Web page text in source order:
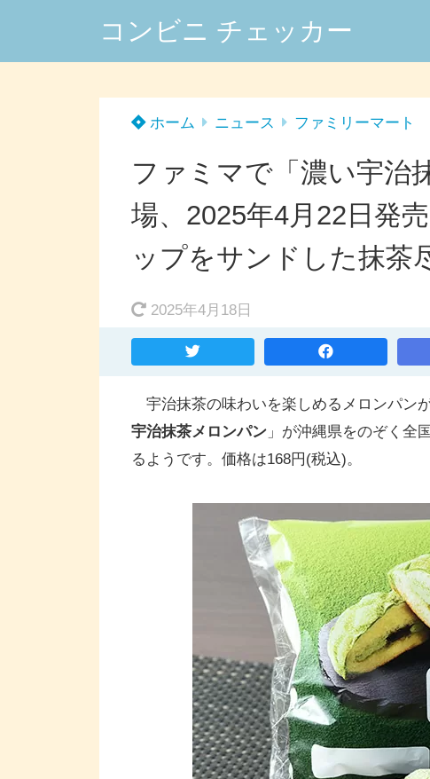
コンビニ チェッカー
ホーム ニュース ファミリーマート
ファミマで「濃い宇治
場、2025年4月22日発
ップをサンドした抹茶
2025年4月18日
宇治抹茶の味わいを楽しめるメロンパン
宇治抹茶メロンパン 」が沖縄県をのぞく全
るようです。価格は168円(税込)。